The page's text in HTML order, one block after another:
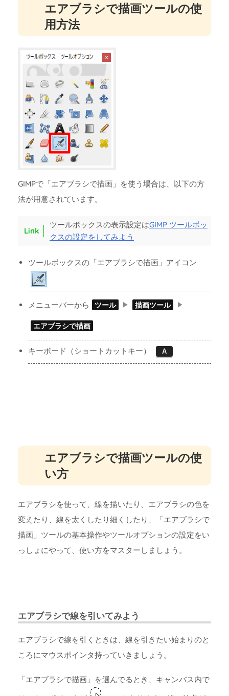
エアブラシで描画ツールの使
用方法
GIMPで「エアブラシで描画」を使う場合は、以下の方
法が用意されています。
ツールボックスの表示設定はGIMP ツールボッ
クスの設定をしてみよう
ツールボックスの「エアブラシで描画」アイコン
メニューバーから ツール 描画ツール
エアブラシで描画
キーボード（ショートカットキー） A
エアブラシで描画ツールの使
い方
エアブラシを使って、線を描いたり、エアブラシの色を
変えたり、線を太くしたり細くしたり、「エアブラシで
描画」ツールの基本操作やツールオプションの設定をい
っしょにやって、使い方をマスターしましょう。
エアブラシで線を引いてみよう
エアブラシで線を引くときは、線を引きたい始まりのと
ころにマウスポインタ持っていきましょう。
「エアブラシで描画」を選んでるとき、キャンバス内で